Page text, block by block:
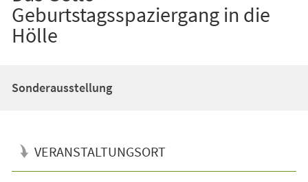
Geburtstagsspaziergang in die
Hölle
Sonderausstellung
VERANSTALTUNGSORT